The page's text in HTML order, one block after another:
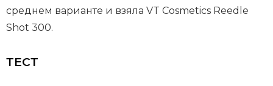
среднем варианте и взяла VT Cosmetics Reedle
Shot 300.
ТЕСТ